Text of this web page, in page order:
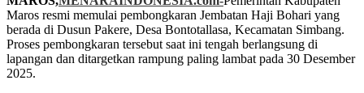
Maros resmi memulai pembongkaran Jembatan Haji Bohari yang
berada di Dusun Pakere, Desa Bontotallasa, Kecamatan Simbang.
Proses pembongkaran tersebut saat ini tengah berlangsung di
lapangan dan ditargetkan rampung paling lambat pada 30 Desember
2025.